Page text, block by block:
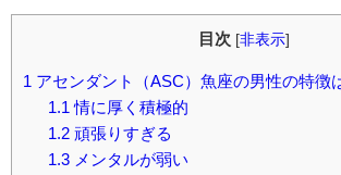
目次 [非表示]
1 アセンダント（ASC）魚座の男性の特徴
1.1 情に厚く積極的
1.2頑張りすぎる
1.3メンタルが弱い